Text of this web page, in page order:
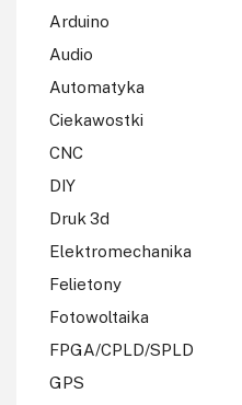
Arduino
Audio
Automatyka
Ciekawostki
CNC
DIY
Druk 3d
Elektromechanika
Felietony
Fotowoltaika
FPGA/CPLD/SPLD
GPS